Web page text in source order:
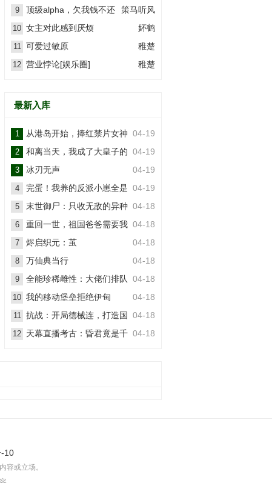
9 策马听风
顶级alpha，欠我钱不还
10 妚鹤
女主对此感到厌烦
11 稚楚
可爱过敏原
12 稚楚
营业悖论[娱乐圈]
最新入库
1 04-19
从港岛开始，捧红禁片女神
2 04-19
和离当天，我成了大皇子的
掌上娇
3 04-19
冰刃无声
4 04-19
完蛋！我养的反派小崽全是
大佬
5 04-18
末世御尸：只收无敌的异种
丧尸
6 04-18
重回一世，祖国爸爸需要我
7 04-18
烬启织元：茧
8 04-18
万仙典当行
9 04-18
全能珍稀雌性：大佬们排队
想嫁她
10 04-18
我的移动堡垒拒绝伊甸
11 04-18
抗战：开局德械连，打造国
之劲旅
12 04-18
天幕直播考古：昏君竟是千
10
容或立场。